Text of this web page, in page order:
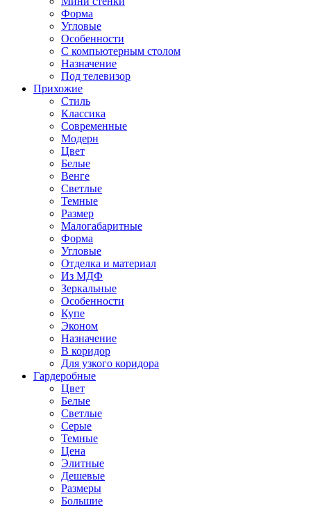
Форма
Угловые
Особенности
С компьютерным столом
Назначение
Под телевизор
Прихожие
Стиль
Классика
Современные
Модерн
Цвет
Белые
Венге
Светлые
Темные
Размер
Малогабаритные
Форма
Угловые
Отделка и материал
Из МДФ
Зеркальные
Особенности
Купе
Эконом
Назначение
В коридор
Для узкого коридора
Гардеробные
Цвет
Белые
Светлые
Серые
Темные
Цена
Элитные
Дешевые
Размеры
Большие